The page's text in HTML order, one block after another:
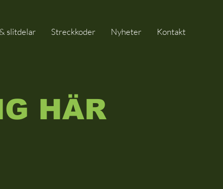
slitdelar Streckkoder Nyheter Kontakt
HÄR